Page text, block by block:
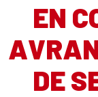
EN
DE